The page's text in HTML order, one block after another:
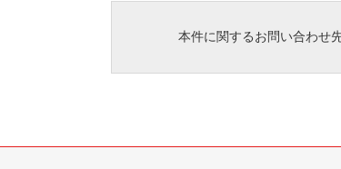
本件に関するお問い合わせ